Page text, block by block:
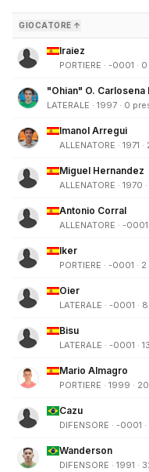
GIOCATORE ↑
Iraiez
PORTIERE · -0001 ·
"Ohian" O. Carlosena
LATERALE · 1997 · 0
Imanol Arregui
ALLENATORE · 1971
Miguel Hernandez
ALLENATORE · 1970
Antonio Corral
ALLENATORE · -
Iker
PORTIERE · -0001 ·
Oier
LATERALE · -0001 ·
Bisu
LATERALE · -0001 ·
Mario Almagro
PORTIERE · 1999 ·
Cazu
DIFENSORE · -0001
Wanderson
DIFENSORE · 1991 ·